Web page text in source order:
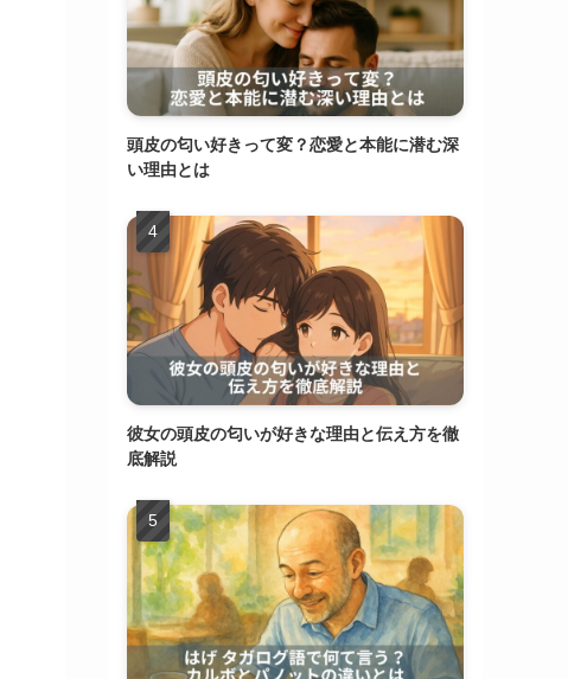
頭皮の匂い好きって変？恋愛と本能に潜む深
い理由とは
彼女の頭皮の匂いが好きな理由と伝え方を徹
底解説